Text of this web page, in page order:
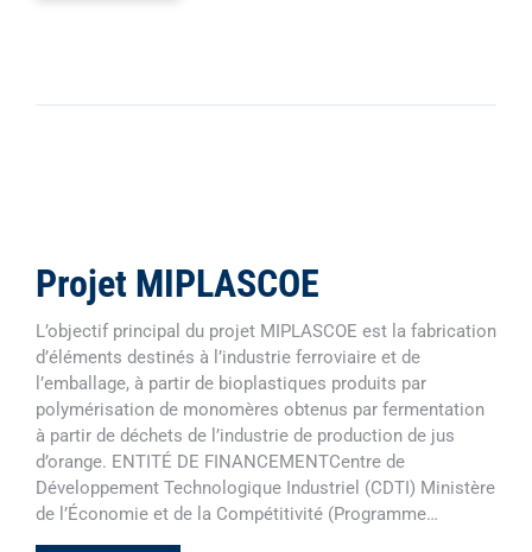
Projet MIPLASCOE
L’objectif principal du projet MIPLASCOE est la fabrication
d’éléments destinés à l’industrie ferroviaire et de
l’emballage, à partir de bioplastiques produits par
polymérisation de monomères obtenus par fermentation
à partir de déchets de l’industrie de production de jus
d’orange. ENTITÉ DE FINANCEMENTCentre de
Développement Technologique Industriel (CDTI) Ministère
de l’Économie et de la Compétitivité (Programme…